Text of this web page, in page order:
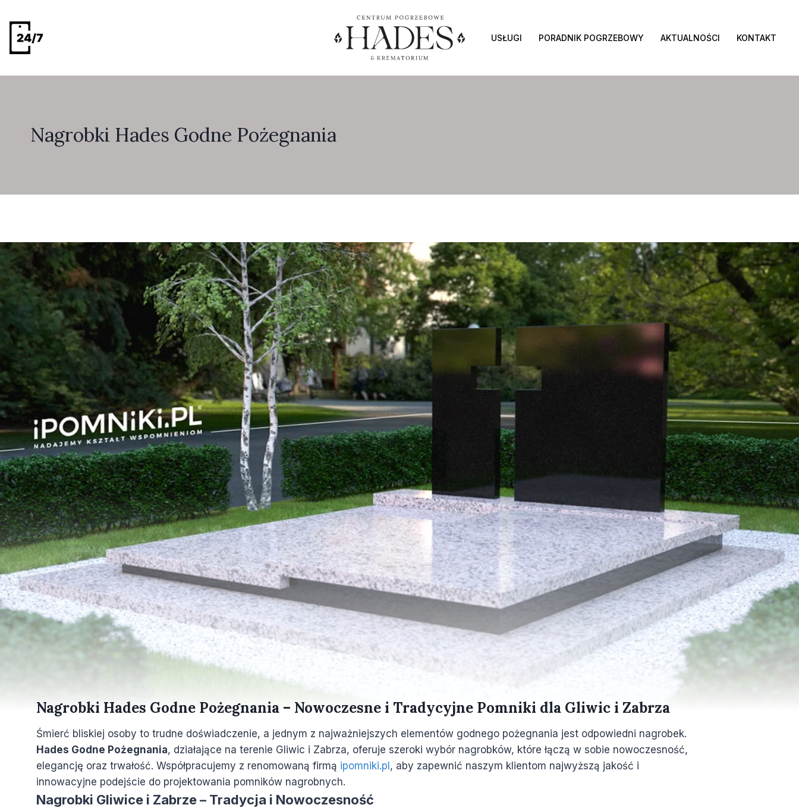
USŁUGI PORADNIK POGRZEBOWY AKTUALNOŚCI KONTAKT
Nagrobki Hades Godne Pożegnania
Nagrobki Hades Godne Pożegnania – Nowoczesne i Tradycyjne Pomniki dla Gliwic i Zabrza
Śmierć bliskiej osoby to trudne doświadczenie, a jednym z najważniejszych elementów godnego pożegnania jest odpowiedni nagrobek.
Hades Godne Pożegnania, działające na terenie Gliwic i Zabrza, oferuje szeroki wybór nagrobków, które łączą w sobie nowoczesność,
elegancję oraz trwałość. Współpracujemy z renomowaną firmą ipomniki.pl, aby zapewnić naszym klientom najwyższą jakość i
innowacyjne podejście do projektowania pomników nagrobnych.
Nagrobki Gliwice i Zabrze – Tradycja i Nowoczesność